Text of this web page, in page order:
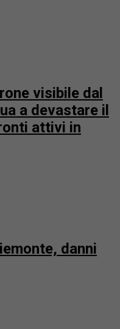
visibile dal
a devastare il
attivi in
danni